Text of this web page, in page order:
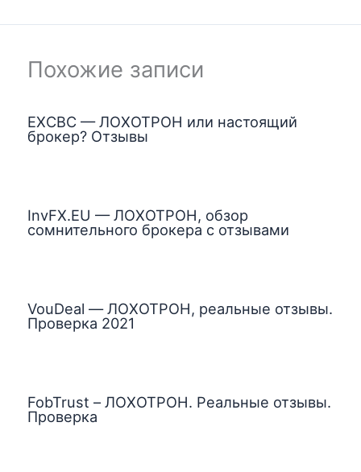
Похожие записи
EXCBC — ЛОХОТРОН или настоящий
брокер? Отзывы
InvFX.EU — ЛОХОТРОН, обзор
сомнительного брокера с отзывами
VouDeal — ЛОХОТРОН, реальные отзывы.
Проверка 2021
FobTrust – ЛОХОТРОН. Реальные отзывы.
Проверка